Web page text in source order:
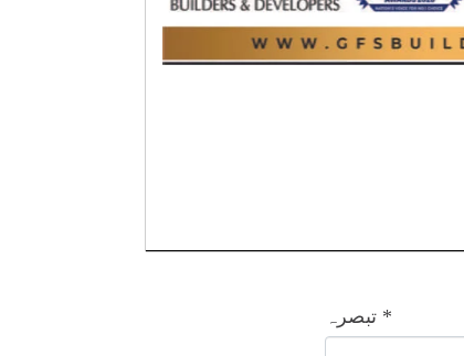
تبصرہ *